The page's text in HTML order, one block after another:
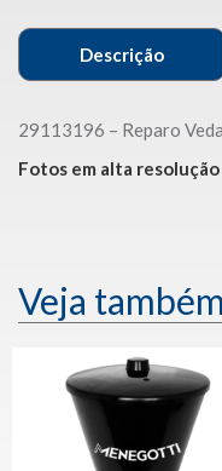
Descrição
29113196 – Reparo
Fotos em alta
Veja também